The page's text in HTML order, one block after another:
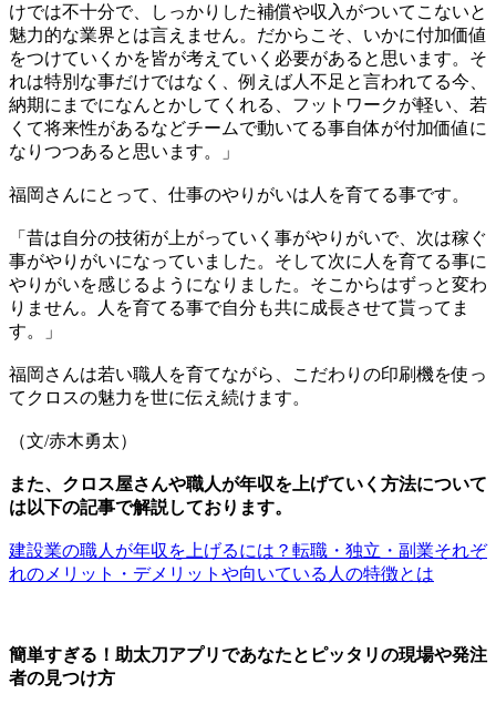
けでは不十分で、しっかりした補償や収入がついてこないと
魅力的な業界とは言えません。だからこそ、いかに付加価値
をつけていくかを皆が考えていく必要があると思います。そ
れは特別な事だけではなく、例えば人不足と言われてる今、
納期にまでになんとかしてくれる、フットワークが軽い、若
くて将来性があるなどチームで動いてる事自体が付加価値に
なりつつあると思います。」
福岡さんにとって、仕事のやりがいは人を育てる事です。
「昔は自分の技術が上がっていく事がやりがいで、次は稼ぐ
事がやりがいになっていました。そして次に人を育てる事に
やりがいを感じるようになりました。そこからはずっと変わ
りません。人を育てる事で自分も共に成長させて貰ってま
す。」
福岡さんは若い職人を育てながら、こだわりの印刷機を使っ
てクロスの魅力を世に伝え続けます。
（文/赤木勇太）
また、クロス屋さんや職人が年収を上げていく方法について
は以下の記事で解説しております。
建設業の職人が年収を上げるには？転職・独立・副業それぞ
れのメリット・デメリットや向いている人の特徴とは
簡単すぎる！助太刀アプリであなたとピッタリの現場や発注
者の見つけ方